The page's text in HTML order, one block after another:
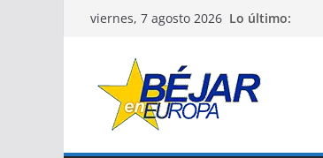
Saltarviernes, 7 agosto 2026 Lo último: